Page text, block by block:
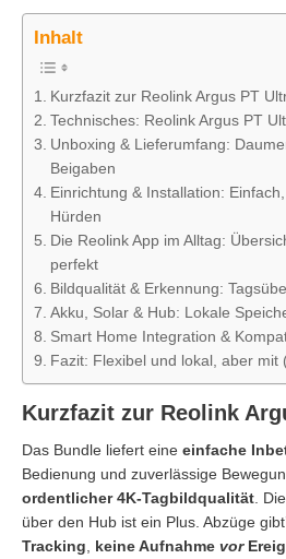
Inhalt
Kurzfazit zur Reolink Argus PT
Technisches: Reolink Argus PT
Unboxing & Lieferumfang:
Beigaben
Einrichtung & Installation:
Hürden
Die Reolink App im Alltag:
perfekt
Bildqualität & Erkennung:
Akku, Solar & Hub: Lokale
Smart Home Integration &
Fazit: Flexibel und lokal, aber mit
Kurzfazit zur Reolink
Das Bundle liefert eine einfache
Bedienung und zuverlässige
ordentlicher 4K-Tagbildqualität . Die
über den Hub ist ein Plus. Abzüge
Tracking
keine Aufnahme vor